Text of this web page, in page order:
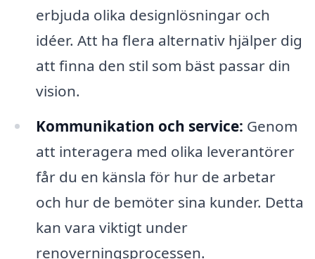
erbjuda olika designlösningar och
idéer. Att ha flera alternativ hjälper dig
att finna den stil som bäst passar din
vision.
Kommunikation och service: Genom
att interagera med olika leverantörer
får du en känsla för hur de arbetar
och hur de bemöter sina kunder. Detta
kan vara viktigt under
renoverningsprocessen.